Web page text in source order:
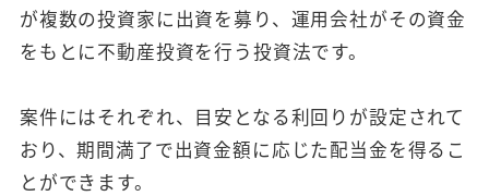
が複数の投資家に出資を募り、運用会社がその資金
をもとに不動産投資を行う投資法です。
案件にはそれぞれ、目安となる利回りが設定されて
おり、期間満了で出資金額に応じた配当金を得るこ
とができます。